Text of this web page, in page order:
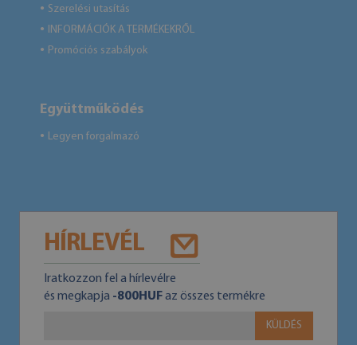
● Szerelési utasítás
● INFORMÁCIÓK A TERMÉKEKRŐL
● Promóciós szabályok
Együttműködés
● Legyen forgalmazó
HÍRLEVÉL
Iratkozzon fel a hírlevélre
és megkapja -800HUFaz összes termékre
KÜLDÉS